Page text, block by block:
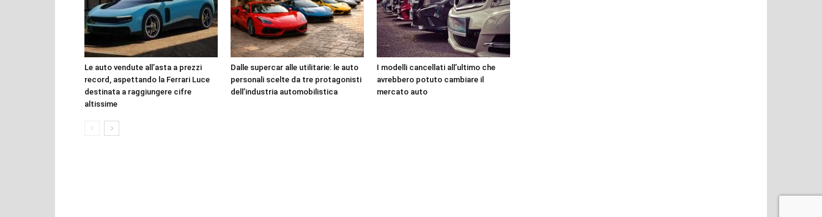
Le auto vendute all’asta a prezzi
record, aspettando la Ferrari Luce
destinata a raggiungere cifre
altissime
Dalle supercar alle utilitarie: le auto
personali scelte da tre protagonisti
dell’industria automobilistica
I modelli cancellati all’ultimo che
avrebbero potuto cambiare il
mercato auto